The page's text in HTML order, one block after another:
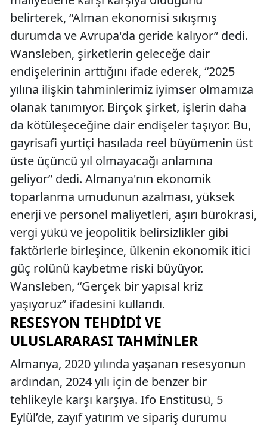
belirterek, “Alman ekonomisi sıkışmış
durumda ve Avrupa'da geride kalıyor” dedi.
Wansleben, şirketlerin geleceğe dair
endişelerinin arttığını ifade ederek, “2025
yılına ilişkin tahminlerimiz iyimser olmamıza
olanak tanımıyor. Birçok şirket, işlerin daha
da kötüleşeceğine dair endişeler taşıyor. Bu,
gayrisafi yurtiçi hasılada reel büyümenin üst
üste üçüncü yıl olmayacağı anlamına
geliyor” dedi. Almanya'nın ekonomik
toparlanma umudunun azalması, yüksek
enerji ve personel maliyetleri, aşırı bürokrasi,
vergi yükü ve jeopolitik belirsizlikler gibi
faktörlerle birleşince, ülkenin ekonomik itici
güç rolünü kaybetme riski büyüyor.
Wansleben, “Gerçek bir yapısal kriz
yaşıyoruz” ifadesini kullandı.
RESESYON TEHDIDI VE
ULUSLARARASI TAHMINLER
Almanya, 2020 yılında yaşanan resesyonun
ardından, 2024 yılı için de benzer bir
tehlikeyle karşı karşıya. Ifo Enstitüsü, 5
Eylül’de, zayıf yatırım ve sipariş durumu